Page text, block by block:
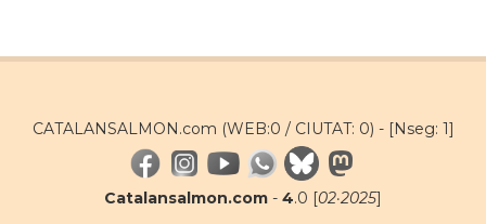
CATALANSALMON.com (WEB:0 / CIUTAT: 0) - [Nseg: 1]
Catalansalmon.com - 4.0 [02·2025]